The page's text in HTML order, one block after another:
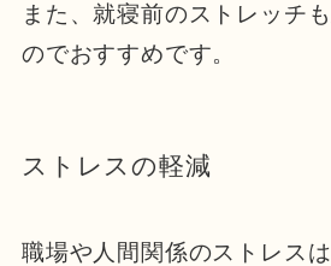
また、就寝前のストレッチ
のでおすすめです。
ストレスの軽減
職場や人間関係のストレス